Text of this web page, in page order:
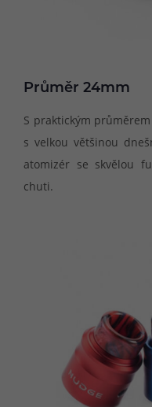
Průměr 24mm
S praktickým
s velkou většinou
atomizér se skvělou
chuti.